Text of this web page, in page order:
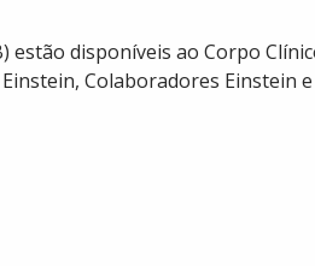
disponíveis ao Corpo
Colaboradores Einstein